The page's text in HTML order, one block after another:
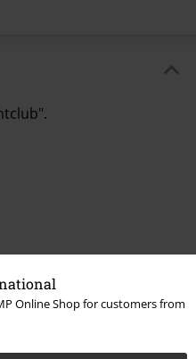
Online Shop for customers from